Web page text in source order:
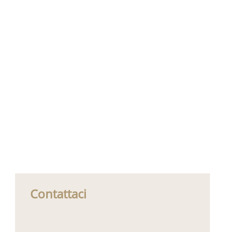
Contattaci